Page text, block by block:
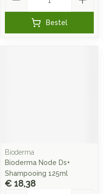
Bestel
Bioderma
Bioderma Node Ds+
Shampooing 125ml
€ 18,38